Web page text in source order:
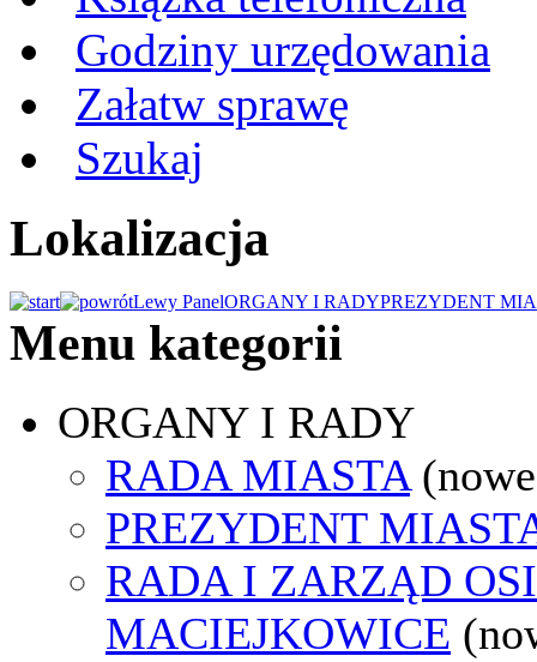
Godziny urzędowania
Załatw sprawę
Szukaj
Lokalizacja
Lewy PanelORGANY I RADYPREZYDENT
Menu kategorii
ORGANY I RADY
RADA MIASTA
PREZYDENT
RADA I ZARZĄD
MACIEJKOWICE